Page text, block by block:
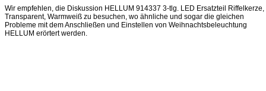
Wir empfehlen, die Diskussion HELLUM 914337 3-tlg. LED Ersatzteil Riffelkerze,
Transparent, Warmweiß zu besuchen, wo ähnliche und sogar die gleichen
Probleme mit dem Anschließen und Einstellen von Weihnachtsbeleuchtung
HELLUM erörtert werden.